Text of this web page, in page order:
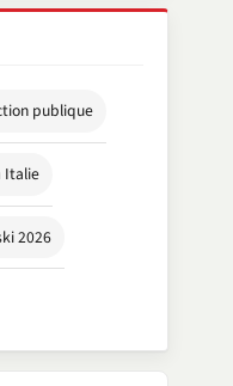
publique
Italie
2026